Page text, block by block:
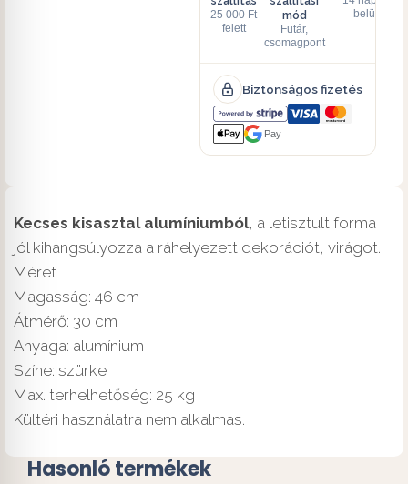
25 000 Ft
felett
mód
Futár,
csomagpont
belül
Biztonságos fizetés
Pay
Kecses kisasztal alumíniumból, a letisztult forma
jól kihangsúlyozza a ráhelyezett dekorációt, virágot.
Méret
Magasság: 46 cm
Átmérő: 30 cm
Anyaga: alumínium
Színe: szürke
Max. terhelhetőség: 25 kg
Kültéri használatra nem alkalmas.
Hasonló termékek